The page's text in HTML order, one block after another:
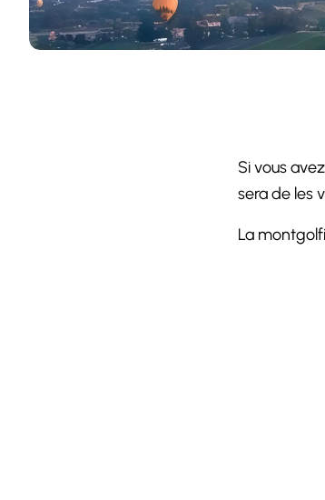
Si vous
sera de les
La